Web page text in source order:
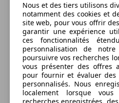
Berline
Essence
Model Version
2013 - 2016Audi S3
Dim. (L/l/h):
à partir de 4324 x 1785 x
Puissance:
221 KW (300 PS)
Portes:
5
Sièges:
Nous et des tiers utilisons
notamment des cookies et
site web, pour vous offrir
garantir une expérience
ces fonctionnalités
personnalisation de
poursuivre vos recherches
vous présenter des offres
pour fournir et évaluer des
personnalisés. Nous
localement lorsque